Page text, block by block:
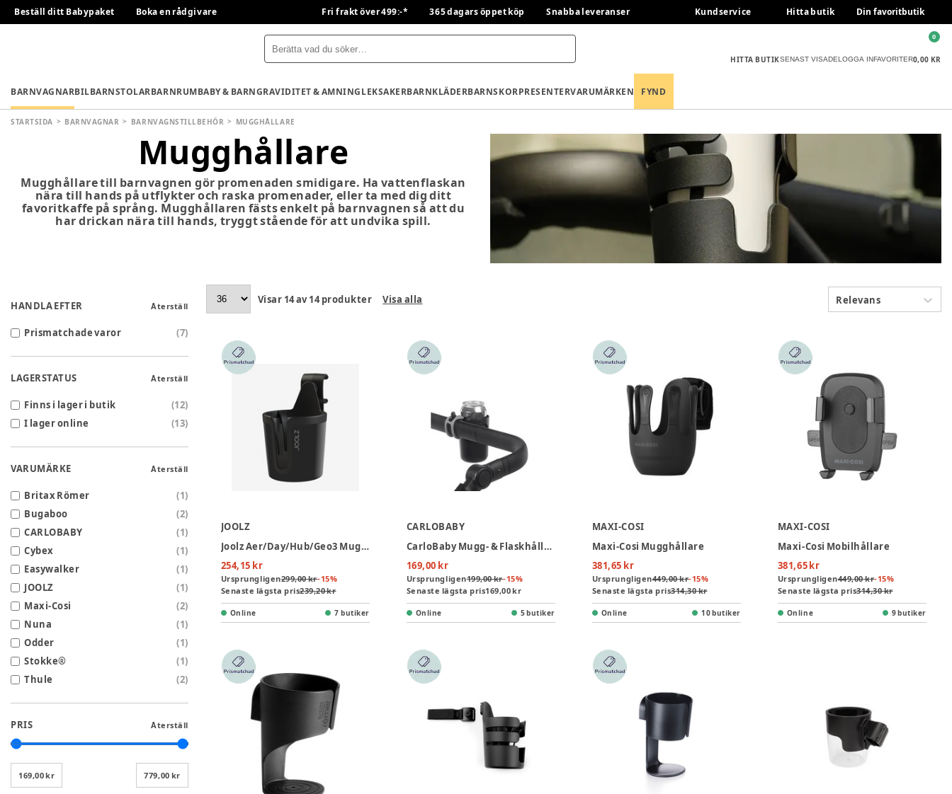
Beställ ditt Babypaket Boka en rådgivare Fri frakt över 499:-* 365 dagars öppet köp Snabba leveranser Kundservice Hitta butik Din favoritbutik
HITTA BUTIKSENAST VISADELOGGA INFAVORITER0,00 KR
0
BARNVAGNARBILBARNSTOLARBARNRUMBABY & BARNGRAVIDITET & AMNINGLEKSAKERBARNKLÄDERBARNSKORPRESENTERVARUMÄRKEN FYND
STARTSIDA BARNVAGNAR BARNVAGNSTILLBEHÖR MUGGHÅLLARE
Mugghållare
Mugghållare till barnvagnen gör promenaden smidigare. Ha vattenflaskan
nära till hands på utflykter och raska promenader, eller ta med dig ditt
favoritkaffe på språng. Mugghållaren fästs enkelt på barnvagnen så att du
har drickan nära till hands, tryggt stående för att undvika spill.
HANDLA EFTER Återställ
Prismatchade varor (7)
LAGERSTATUS Återställ
Finns i lager i butik (12)
I lager online
(13)
VARUMÄRKE Återställ
Britax Römer (1)
Bugaboo
(2)
CARLOBABY
(1)
Cybex
(1)
Easywalker
(1)
JOOLZ
(1)
Maxi-Cosi
(2)
Nuna
(1)
Odder
(1)
Stokke®
(1)
Thule
(2)
PRIS Återställ
169,00 kr 779,00 kr
Visar 14av14 produkter Visa alla Relevans
JOOLZ
Joolz Aer/Day/Hub/Geo3 Mugghållare
254,15 kr
Ursprungligen299,00 kr-15%
Senaste lägsta pris239,20 kr
Online 7 butiker
CARLOBABY
CarloBaby Mugg- & Flaskhållare - Svart
169,00 kr
Ursprungligen199,00 kr-15%
Senaste lägsta pris169,00 kr
Online 5 butiker
MAXI-COSI
Maxi-Cosi Mugghållare
381,65 kr
Ursprungligen449,00 kr-15%
Senaste lägsta pris314,30 kr
Online 10 butiker
MAXI-COSI
Maxi-Cosi Mobilhållare
381,65 kr
Ursprungligen449,00 kr-15%
Senaste lägsta pris314,30 kr
Online 9 butiker